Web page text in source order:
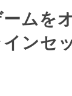
ムを
インセ